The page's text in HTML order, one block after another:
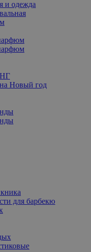
и одежда
Новый год
для барбекю